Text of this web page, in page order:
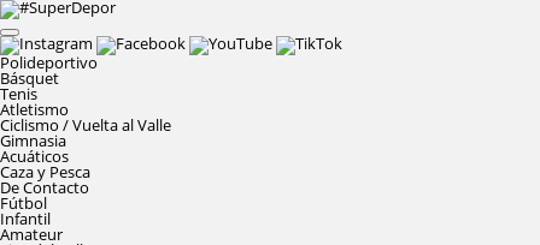
Polideportivo
Básquet
Tenis
Atletismo
Ciclismo / Vuelta al Valle
Gimnasia
Acuáticos
Caza y Pesca
De Contacto
Fútbol
Infantil
Amateur